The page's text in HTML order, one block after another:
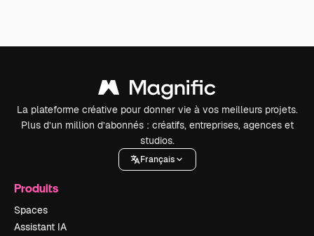
La plateforme créative pour donner vie à vos meilleurs projets.
Plus d’un million d’abonnés : créatifs, entreprises, agences et
studios.
Français
Produits
Spaces
Assistant IA